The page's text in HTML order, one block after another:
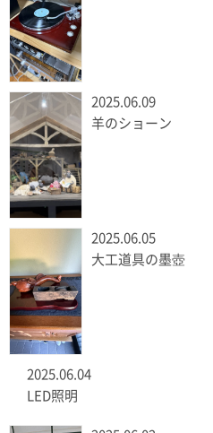
2025.06.09
羊のショーン
2025.06.05
大工道具の墨壺
2025.06.04
LED照明